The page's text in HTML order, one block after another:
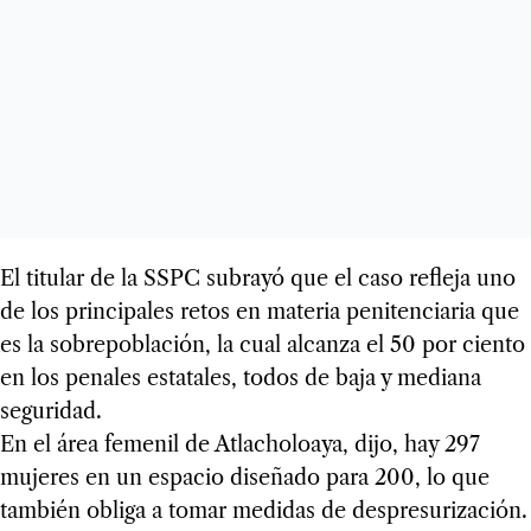
El titu­lar de la SSPC subrayó que el caso refleja uno
de los prin­ci­pa­les retos en mate­ria peni­ten­cia­ria que
es la sobre­po­bla­ción, la cual alcanza el 50 por ciento
en los pena­les esta­ta­les, todos de baja y mediana
segu­ri­dad.
En el área feme­nil de Atla­cho­loaya, dijo, hay 297
muje­res en un espa­cio dise­ñado para 200, lo que
tam­bién obliga a tomar medi­das de des­pre­su­ri­za­ción.